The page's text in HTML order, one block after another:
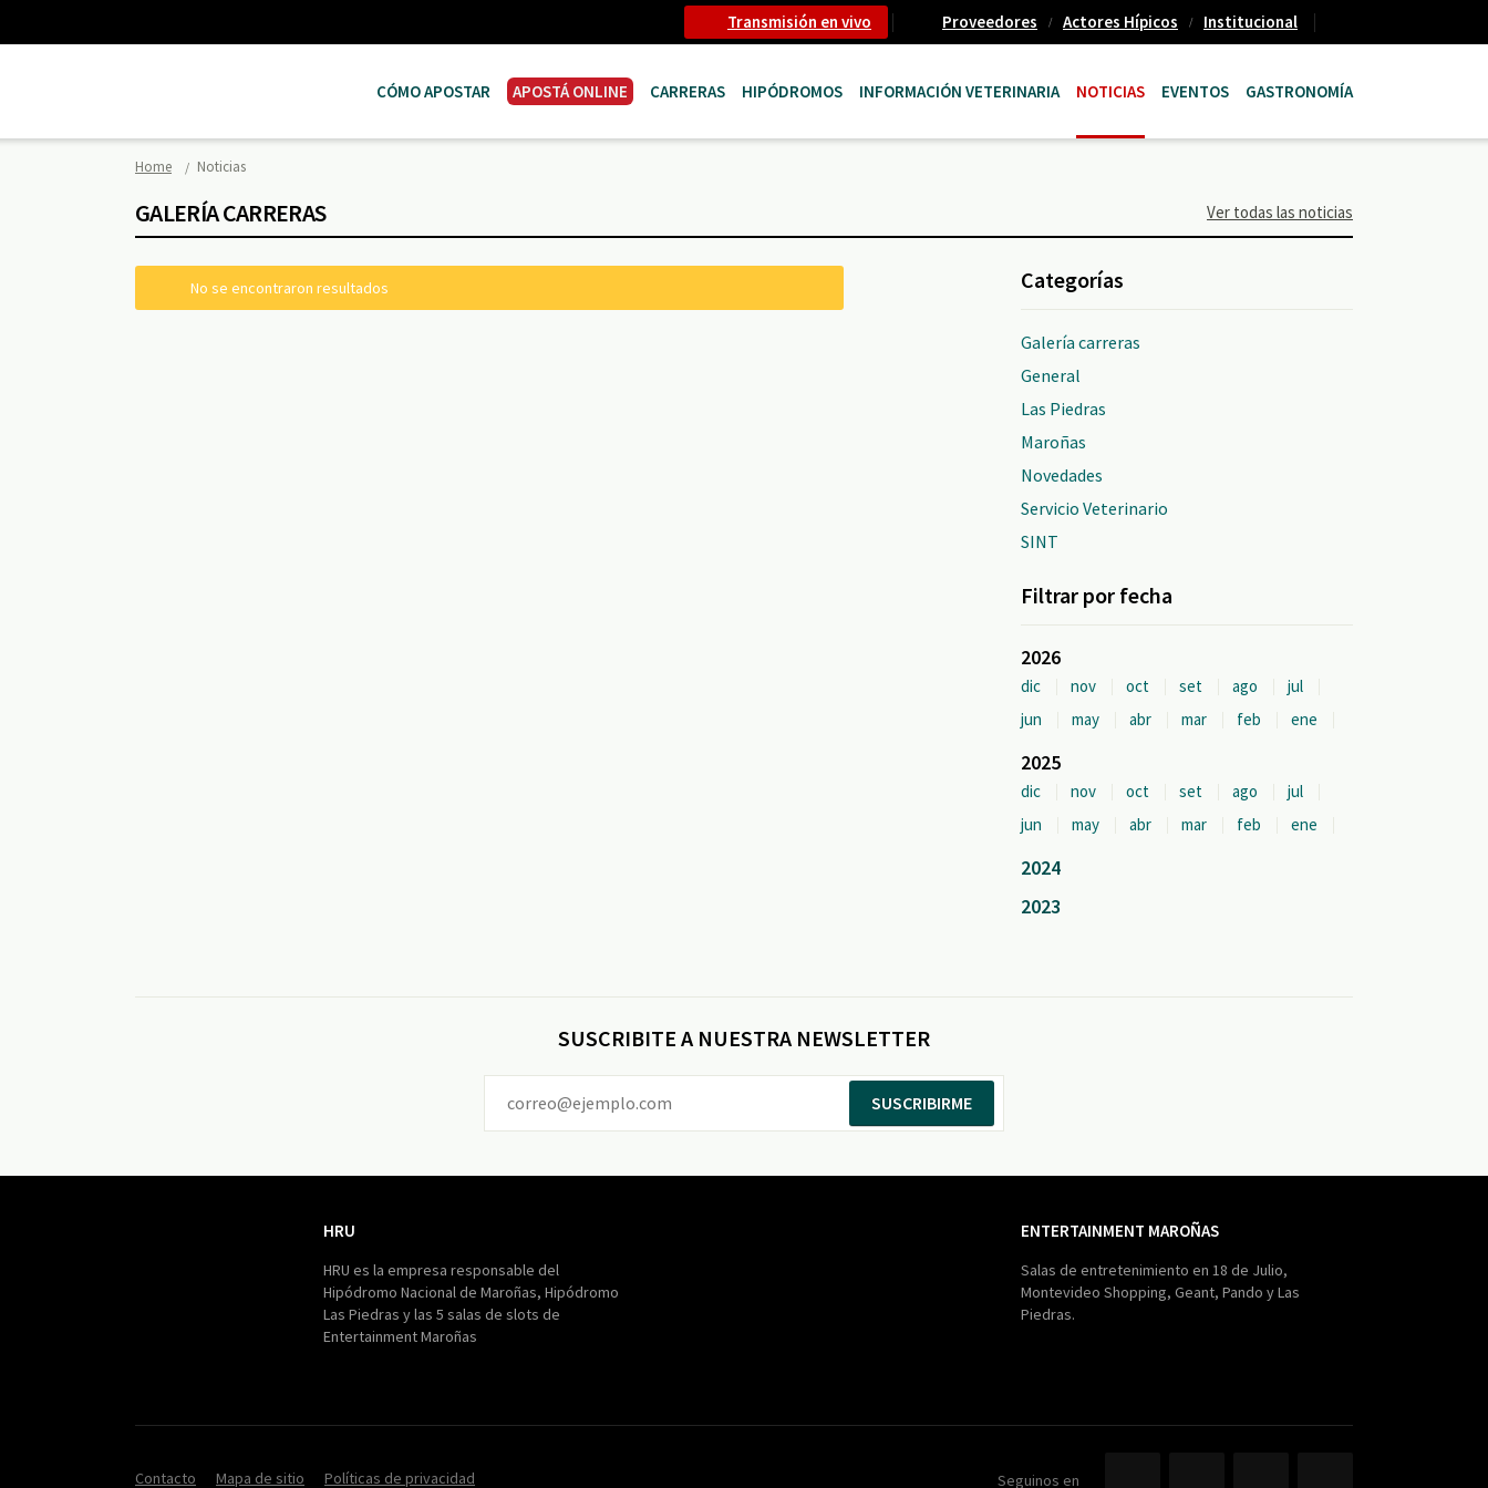
Transmisión en vivo Proveedores Actores Hípicos Institucional
CÓMO APOSTAR APOSTÁ ONLINE CARRERAS HIPÓDROMOS INFORMACIÓN VETERINARIA NOTICIAS EVENTOS GASTRONOMÍA
Home Noticias
GALERÍA CARRERAS Ver todas las noticias
No se encontraron resultados Categorías
Galería carreras
General
Las Piedras
Maroñas
Novedades
Servicio Veterinario
SINT
Filtrar por fecha
2026
dic nov oct set ago
jul
jun
may abr mar feb ene
2025
dic nov oct set ago
jul
jun
may abr mar feb ene
2024
2023
SUSCRIBITE A NUESTRA NEWSLETTER
SUSCRIBIRME
HRU
HRU es la empresa responsable del
Hipódromo Nacional de Maroñas, Hipódromo
Las Piedras y las 5 salas de slots de
Entertainment Maroñas
ENTERTAINMENT MAROÑAS
Salas de entretenimiento en 18 de Julio,
Montevideo Shopping, Geant, Pando y Las
Piedras.
Contacto Mapa de sitio Políticas de privacidad Seguinos en